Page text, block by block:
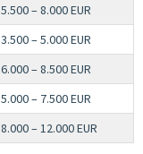
5.500 – 8.000 EUR
3.500 – 5.000 EUR
6.000 – 8.500 EUR
5.000 – 7.500 EUR
8.000 – 12.000 EUR